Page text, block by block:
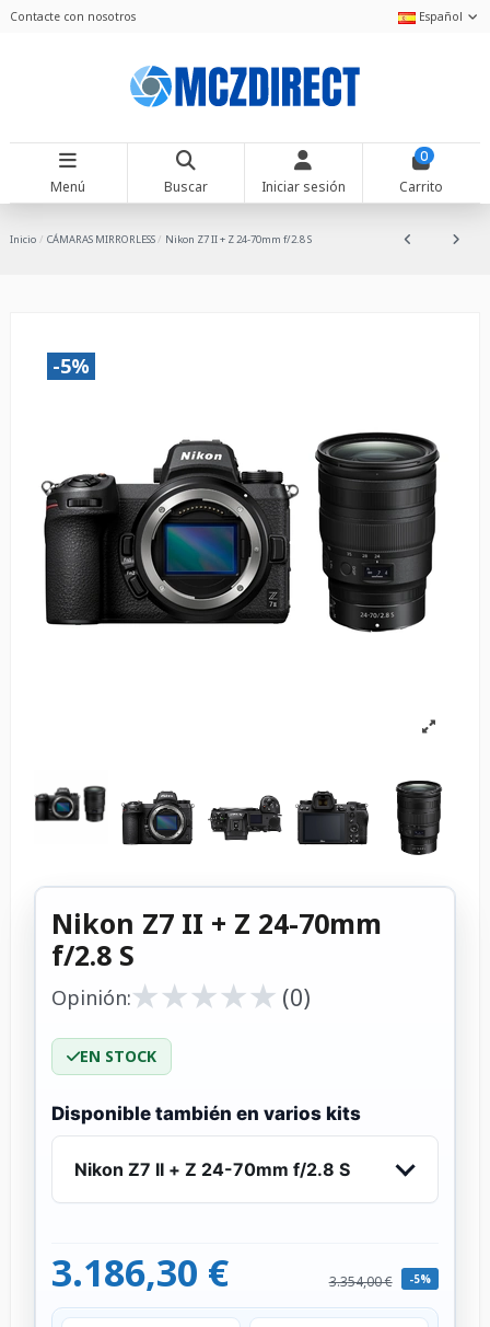
Contacte con nosotros Español
Menú Buscar Iniciar sesión
0
Carrito
Inicio CÁMARAS MIRRORLESS Nikon Z7 II + Z 24-70mm f/2.8 S
-5%
Nikon Z7 II + Z 24-70mm
f/2.8 S
Opinión:★
★★
★★
★★
★★
★ (0)
EN STOCK
Disponible también en varios kits
Nikon Z7 II + Z 24-70mm f/2.8 S
3.186,30 € 3.354,00 € -5%